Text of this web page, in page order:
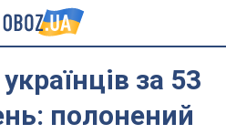
за 53
полонений